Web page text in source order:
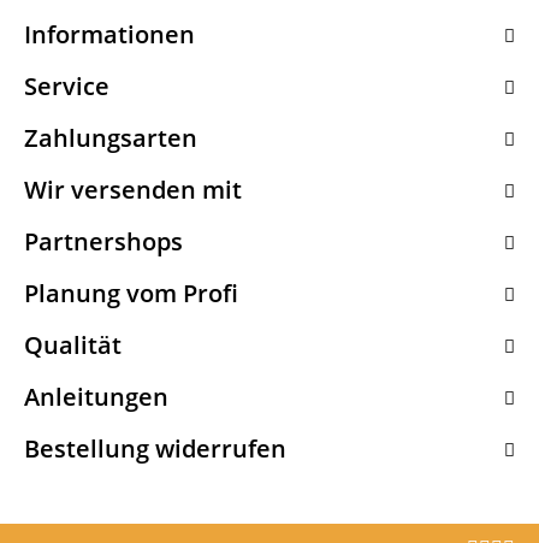
Informationen
Service
Zahlungsarten
Wir versenden mit
Partnershops
Planung vom Profi
Qualität
Anleitungen
Bestellung widerrufen